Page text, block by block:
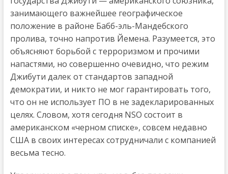
занимающего важнейшее географическое
положение в районе Бабб-эль-Мандебского
пролива, точно напротив Йемена. Разумеется, это
объясняют борьбой с терроризмом и прочими
напастями, но совершенно очевидно, что режим
Джибути далек от стандартов западной
демократии, и никто не мог гарантировать того,
что он не использует ПО в не задекларированных
целях. Словом, хотя сегодня NSO состоит в
американском «черном списке», совсем недавно
США в своих интересах сотрудничали с компанией
весьма тесно.